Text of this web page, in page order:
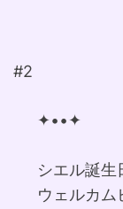
#2
✦••✦
シエル誕生
ウェルカム